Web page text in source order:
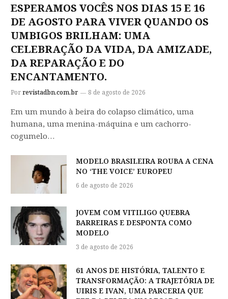
ESPERAMOS VOCÊS NOS DIAS 15 E 16
DE AGOSTO PARA VIVER QUANDO OS
UMBIGOS BRILHAM: UMA
CELEBRAÇÃO DA VIDA, DA AMIZADE,
DA REPARAÇÃO E DO
ENCANTAMENTO.
Porrevistadbn.com.br 8 de agosto de 2026
Em um mundo à beira do colapso climático, uma
humana, uma menina-máquina e um cachorro-
cogumelo…
MODELO BRASILEIRA ROUBA A CENA
NO ‘THE VOICE’ EUROPEU
6 de agosto de 2026
JOVEM COM VITILIGO QUEBRA
BARREIRAS E DESPONTA COMO
MODELO
3 de agosto de 2026
61 ANOS DE HISTÓRIA, TALENTO E
TRANSFORMAÇÃO: A TRAJETÓRIA DE
UIRIS E IVAN, UMA PARCERIA QUE